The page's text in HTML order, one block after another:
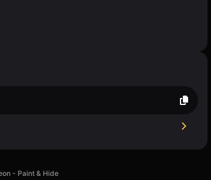
- Paint & Hide